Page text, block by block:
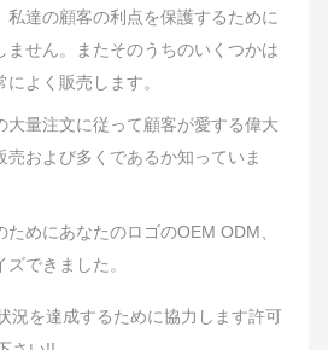
私達の顧客の利点を保護するために
ません。またそのうちのいくつかは
よく販売します。
大量注文に従って顧客が愛する偉大
売および多くであるか知っていま
めにあなたのロゴのOEM ODM、
できました。
況を達成するために協力します許可